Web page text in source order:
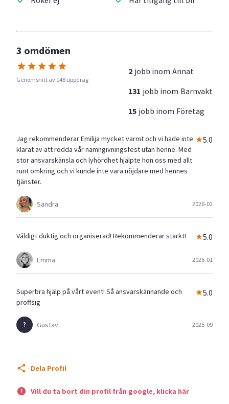
3 omdömen
Genomsnitt av 148 uppdrag
2 jobb inom Annat
131 jobb inom Barnvakt
15 jobb inom Företag
Jag rekommenderar Emilija mycket varmt och vi hade inte
klarat av att rodda vår namngivningsfest utan henne. Med
stor ansvarskänsla och lyhördhet hjälpte hon oss med allt
runt omkring och vi kunde inte vara nöjdare med hennes
tjänster.
5.0
Sandra 2026-02
Väldigt duktig och organiserad! Rekommenderar starkt! 5.0
Emma 2026-01
Superbra hjälp på vårt event! Så ansvarskännande och
proffsig
5.0
Gustav 2025-09
Dela Profil
Vill du ta bort din profil från google, klicka här